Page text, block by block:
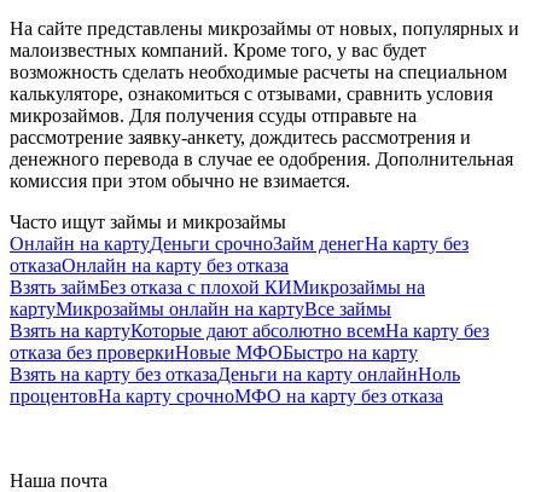
На сайте представлены микрозаймы от новых, популярных и
малоизвестных компаний. Кроме того, у вас будет
возможность сделать необходимые расчеты на специальном
калькуляторе, ознакомиться с отзывами, сравнить условия
микрозаймов. Для получения ссуды отправьте на
рассмотрение заявку-анкету, дождитесь рассмотрения и
денежного перевода в случае ее одобрения. Дополнительная
комиссия при этом обычно не взимается.
Часто ищут займы и микрозаймы
Онлайн на картуДеньги срочноЗайм денегНа карту без
отказаОнлайн на карту без отказа
Взять займБез отказа с плохой КИМикрозаймы на
картуМикрозаймы онлайн на картуВсе займы
Взять на картуКоторые дают абсолютно всемНа карту без
отказа без проверкиНовые МФОБыстро на карту
Взять на карту без отказаДеньги на карту онлайнНоль
процентовНа карту срочноМФО на карту без отказа
Наша почта